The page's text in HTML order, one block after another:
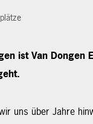
ist Van Dongen
uns über Jahre